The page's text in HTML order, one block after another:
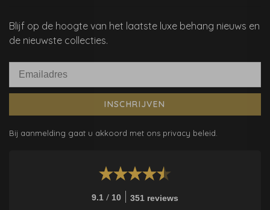
Blijf op de hoogte van het laatste luxe behang nieuws en
de nieuwste collecties.
INSCHRIJVEN
Bij aanmelding gaat u akkoord met ons privacy beleid.
9.1 / 10 351 reviews